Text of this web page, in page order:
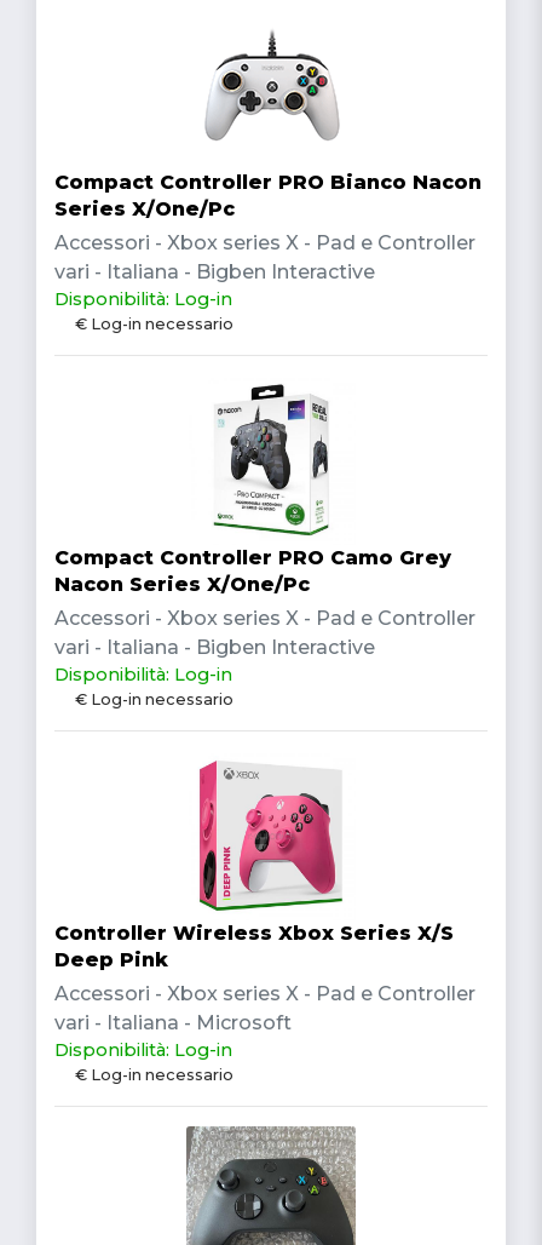
Compact Controller PRO Bianco Nacon
Series X/One/Pc
Accessori - Xbox series X - Pad e Controller
vari - Italiana - Bigben Interactive
Disponibilità: Log-in
€ Log-in necessario
Compact Controller PRO Camo Grey
Nacon Series X/One/Pc
Accessori - Xbox series X - Pad e Controller
vari - Italiana - Bigben Interactive
Disponibilità: Log-in
€ Log-in necessario
Controller Wireless Xbox Series X/S
Deep Pink
Accessori - Xbox series X - Pad e Controller
vari - Italiana - Microsoft
Disponibilità: Log-in
€ Log-in necessario